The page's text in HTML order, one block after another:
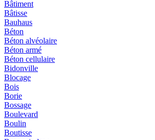
Bâtiment
Bâtisse
Bauhaus
Béton
Béton alvéolaire
Béton armé
Béton cellulaire
Bidonville
Blocage
Bois
Borie
Bossage
Boulevard
Boulin
Boutisse